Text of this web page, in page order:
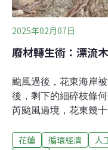
對鯨豚及魚類之衝擊
關切與質疑。所幸隨
2025年02月07日
廢材轉生術：漂流
颱風過後，花東海岸
後，剩下的細碎枝條
芮颱風過境，花東幾
碎的枝條，這些廢材
花蓮 循環經濟 人